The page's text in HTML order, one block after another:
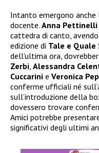
Intanto emergono anche
docente. Anna Pettinelli
cattedra di canto,
edizione di Tale e Quale
dell’ultima ora,
Zerbi Alessandra
Cuccarini e Veronica
conferme ufficiali né
sull’introduzione della
dovessero trovare
Amici potrebbe
significativi degli ultimi